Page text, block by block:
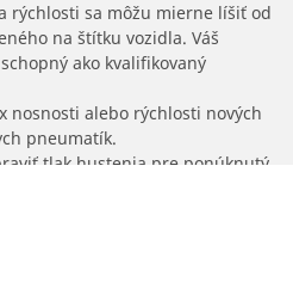
rýchlosti sa môžu mierne líšiť od
na štítku vozidla. Váš
ako kvalifikovaný
nosnosti alebo rýchlosti nových
pneumatík.
tlak hustenia pre ponúknutý